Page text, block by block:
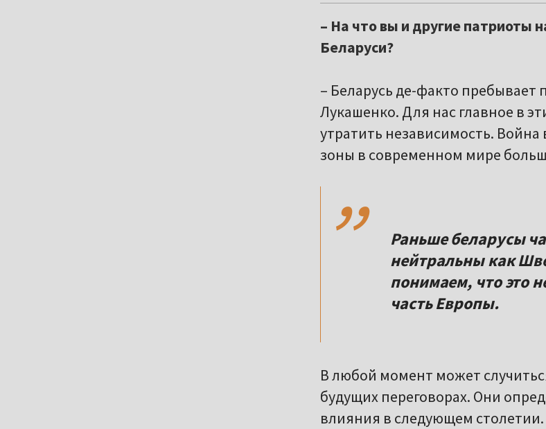
– На что вы и другие патриоты
Беларуси?
– Беларусь де-факто
Лукашенко. Для нас главное в
утратить независимость.
зоны в современном мире
,,
Раньше беларусы
нейтральны как
понимаем, что это
часть Европы.
В любой момент может
будущих переговорах. Они
влияния в следующем